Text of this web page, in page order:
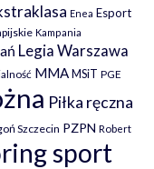
Enea Esport
Kampania
Legia Warszawa
MMAMSiT PGE
Piłka ręczna
Szczecin PZPN Robert
sport